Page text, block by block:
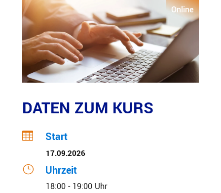
Online
DATEN ZUM KURS
 Start
17.09.2026
}
Uhrzeit
18:00 - 19:00 Uhr